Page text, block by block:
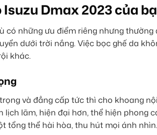
Dmax 2023 của
có những ưu điểm riêng nhưng
dưới trời nắng. Việc bọc ghế da
khác.
và đẳng cấp tức thì cho khoang
lãm, hiện đại hơn, thể hiện phong
tổng thể hài hòa, thu hút mọi ánh nhìn.